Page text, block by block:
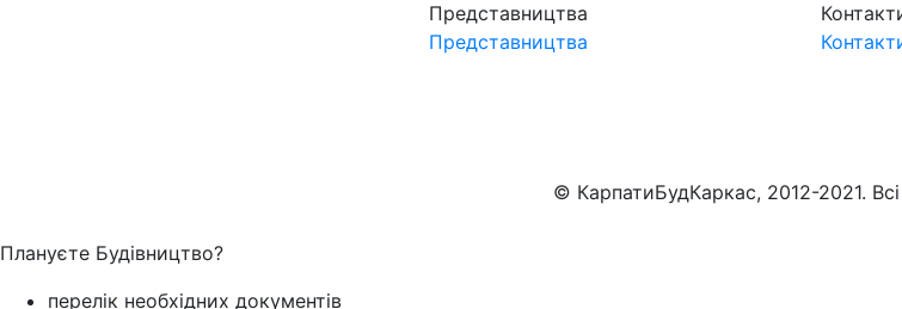
Представництва
Представництва
© КарпатиБудКаркас, 2012-2021.
Плануєте Будівництво?
перелік необхідних документів